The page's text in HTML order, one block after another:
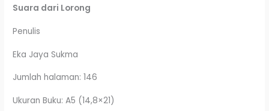
Suara dari Lorong
Penulis
Eka Jaya Sukma
Jumlah halaman: 146
Ukuran Buku: A5 (14,8×21)